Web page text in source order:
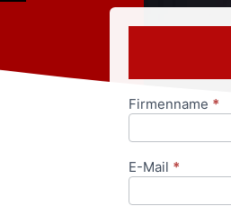
Anfrageformular
Firmenname *
E-Mail *